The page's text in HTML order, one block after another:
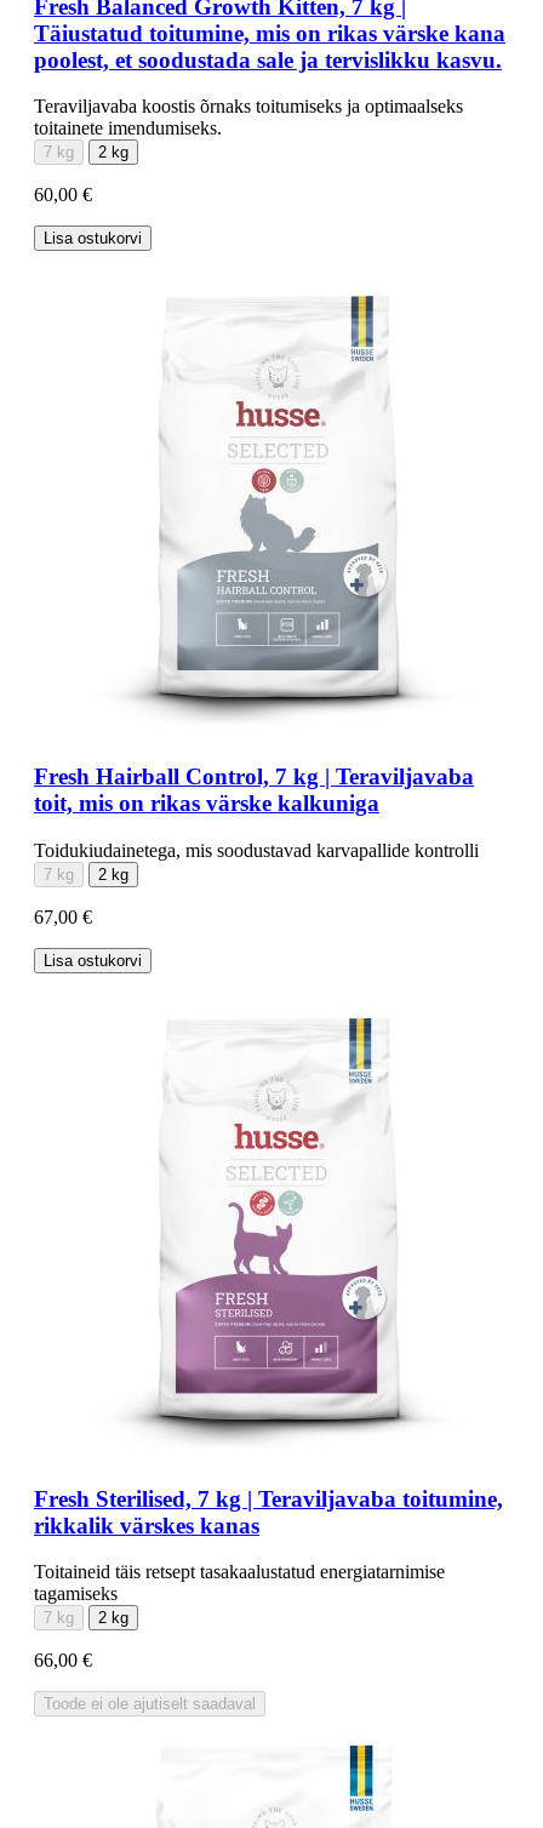
Fresh Balanced Growth Kitten, 7 kg |
Täiustatud toitumine, mis on rikas värske kana
poolest, et soodustada sale ja tervislikku kasvu.
Teraviljavaba koostis õrnaks toitumiseks ja optimaalseks
toitainete imendumiseks.
7 kg 2 kg
60,00 €
Lisa ostukorvi
Fresh Hairball Control, 7 kg | Teraviljavaba
toit, mis on rikas värske kalkuniga
Toidukiudainetega, mis soodustavad karvapallide kontrolli
7 kg 2 kg
67,00 €
Lisa ostukorvi
Fresh Sterilised, 7 kg | Teraviljavaba toitumine,
rikkalik värskes kanas
Toitaineid täis retsept tasakaalustatud energiatarnimise
tagamiseks
7 kg 2 kg
66,00 €
Toode ei ole ajutiselt saadaval